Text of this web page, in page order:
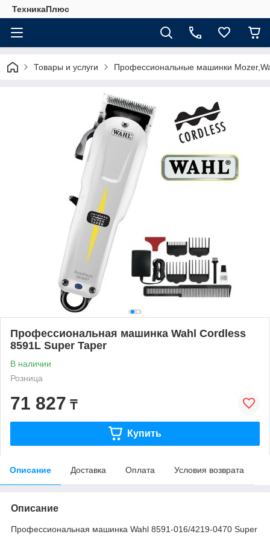
ТехникаПлюс
Товары и услуги Профессиональные машинки
Профессиональная машинка Wahl Cordless
8591L Super Taper
В наличии
Розница
71 827 ₸
Купить
Описание Доставка Оплата Условия возврата
Описание
Профессиональная машинка Wahl 8591-016/4219-0470 Super